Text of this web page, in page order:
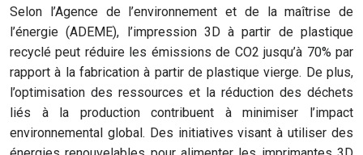
Selon l’Agence de l’environnement et de la maîtrise de
l’énergie (ADEME), l’impression 3D à partir de plastique
recyclé peut réduire les émissions de CO2 jusqu’à 70% par
rapport à la fabrication à partir de plastique vierge. De plus,
l’optimisation des ressources et la réduction des déchets
liés à la production contribuent à minimiser l’impact
environnemental global. Des initiatives visant à utiliser des